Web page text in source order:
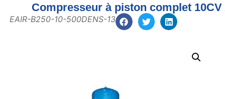
Compresseur à piston complet 10CV
EAIR-B250-10-500DENS-13